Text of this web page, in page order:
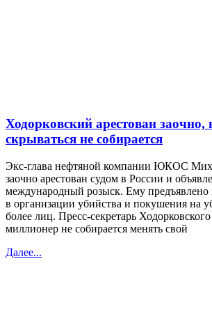
Ходорковский арестован
скрываться не собирается
Экс-глава нефтяной компании ЮКОС
заочно арестован судом в России и
международный розыск. Ему предъявлено
в организации убийства и покушения на
более лиц. Пресс-секретарь
миллионер не собирается менять свой
Далее...